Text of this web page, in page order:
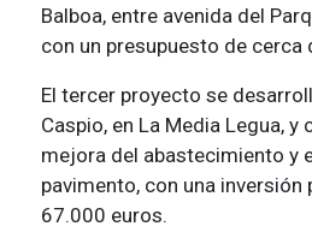
Balboa, entre avenida del
con un presupuesto de cerca
El tercer proyecto se
Caspio, en La Media Legua, y
mejora del abastecimiento y
pavimento, con una inversión
67.000 euros.